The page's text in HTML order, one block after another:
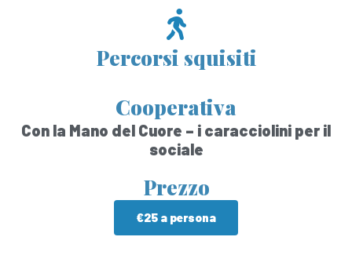
Percorsi squisiti
Cooperativa
Con la Mano del Cuore – i caracciolini per il
sociale
Prezzo
€25 a persona